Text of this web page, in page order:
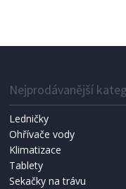
CS Solingen CS-
Nejprodávanější
Ledničky
Ohřívače vody
Klimatizace
Tablety
Sekačky na trávu